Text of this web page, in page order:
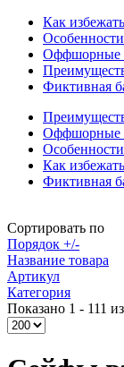
Как
Оффшорные
Фиктивная
Оффшорные
Как
Фиктивная
Сортировать по
Порядок +/-
Название товара
Артикул
Категория
Показано 1 - 111 из